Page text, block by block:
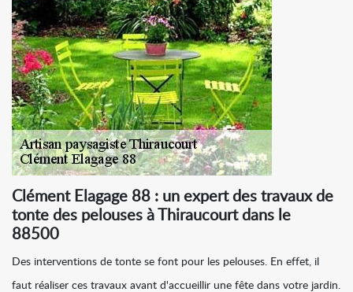
Clément Elagage 88 : un expert des travaux de
tonte des pelouses à Thiraucourt dans le
88500
Des interventions de tonte se font pour les pelouses. En effet, il
faut réaliser ces travaux avant d'accueillir une fête dans votre jardin.